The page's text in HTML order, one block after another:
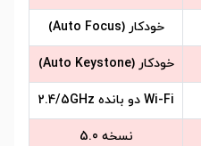
خودکار (Auto Focus)
خودکار (Auto Keystone)
Wi-Fi دو بانده 2.4/5GHz
نسخه 5.0